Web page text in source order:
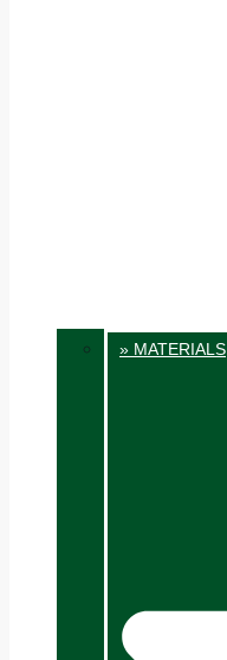
» MATERIALS